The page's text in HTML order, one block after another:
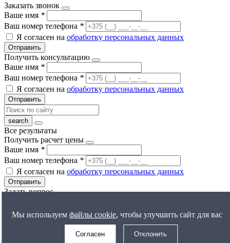
Заказать звонок
Ваше имя *
Ваш номер телефона *
Я согласен на обработку персональных данных
Отправить
Получить консультацию
Ваше имя *
Ваш номер телефона *
Я согласен на обработку персональных данных
Отправить
Все результаты
Получить расчет цены
Ваше имя *
Ваш номер телефона *
Я согласен на обработку персональных данных
Отправить
Задать вопрос
Ваш номер телефона*
Мы используемфайлы cookie, чтобы улучшить сайт для вас
Согласен Отклонить